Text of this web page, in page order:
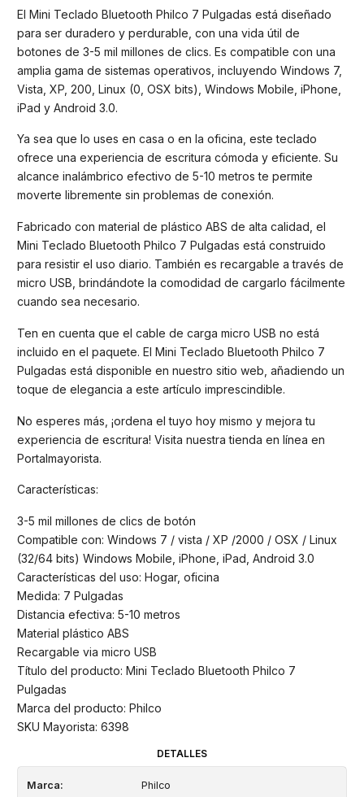
El Mini Teclado Bluetooth Philco 7 Pulgadas está diseñado
para ser duradero y perdurable, con una vida útil de
botones de 3-5 mil millones de clics. Es compatible con una
amplia gama de sistemas operativos, incluyendo Windows 7,
Vista, XP, 200, Linux (0, OSX bits), Windows Mobile, iPhone,
iPad y Android 3.0.
Ya sea que lo uses en casa o en la oficina, este teclado
ofrece una experiencia de escritura cómoda y eficiente. Su
alcance inalámbrico efectivo de 5-10 metros te permite
moverte libremente sin problemas de conexión.
Fabricado con material de plástico ABS de alta calidad, el
Mini Teclado Bluetooth Philco 7 Pulgadas está construido
para resistir el uso diario. También es recargable a través de
micro USB, brindándote la comodidad de cargarlo fácilmente
cuando sea necesario.
Ten en cuenta que el cable de carga micro USB no está
incluido en el paquete. El Mini Teclado Bluetooth Philco 7
Pulgadas está disponible en nuestro sitio web, añadiendo un
toque de elegancia a este artículo imprescindible.
No esperes más, ¡ordena el tuyo hoy mismo y mejora tu
experiencia de escritura! Visita nuestra tienda en línea en
Portalmayorista.
Características:
3-5 mil millones de clics de botón
Compatible con: Windows 7 / vista / XP /2000 / OSX / Linux
(32/64 bits) Windows Mobile, iPhone, iPad, Android 3.0
Características del uso: Hogar, oficina
Medida: 7 Pulgadas
Distancia efectiva: 5-10 metros
Material plástico ABS
Recargable via micro USB
Título del producto: Mini Teclado Bluetooth Philco 7
Pulgadas
Marca del producto: Philco
SKU Mayorista: 6398
DETALLES
Marca: Philco